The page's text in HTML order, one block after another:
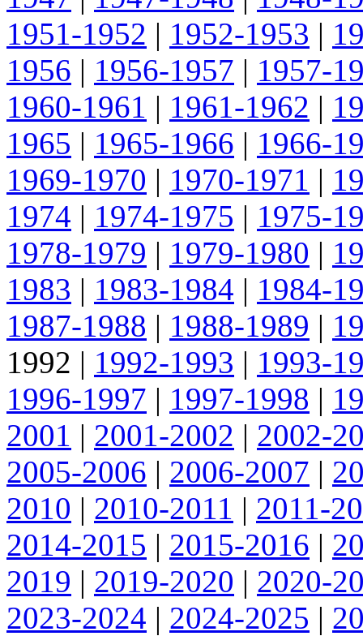
1951-1952 | 1952-1953 |
1956 | 1956-1957 | 1957-
1960-1961 | 1961-1962 |
1965 | 1965-1966 | 1966-
1969-1970 | 1970-1971 |
1974 | 1974-1975 | 1975-
1978-1979 | 1979-1980 |
1983 | 1983-1984 | 1984-
1987-1988 | 1988-1989 |
1992 | 1992-1993 | 1993-
1996-1997 | 1997-1998 |
2001 | 2001-2002 | 2002-
2005-2006 | 2006-2007 |
2010 | 2010-2011 | 2011-
2014-2015 | 2015-2016 |
2019 | 2019-2020 | 2020-
2023-2024 | 2024-2025 |